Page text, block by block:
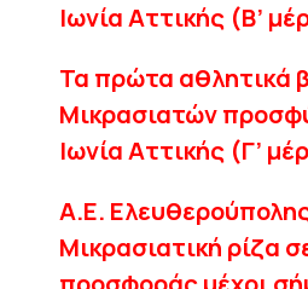
Ιωνία Αττικής (B’
Τα πρώτα αθλητικά
Μικρασιατών
Ιωνία Αττικής (Γ’
Α.Ε.
Μικρασιατική ρίζα